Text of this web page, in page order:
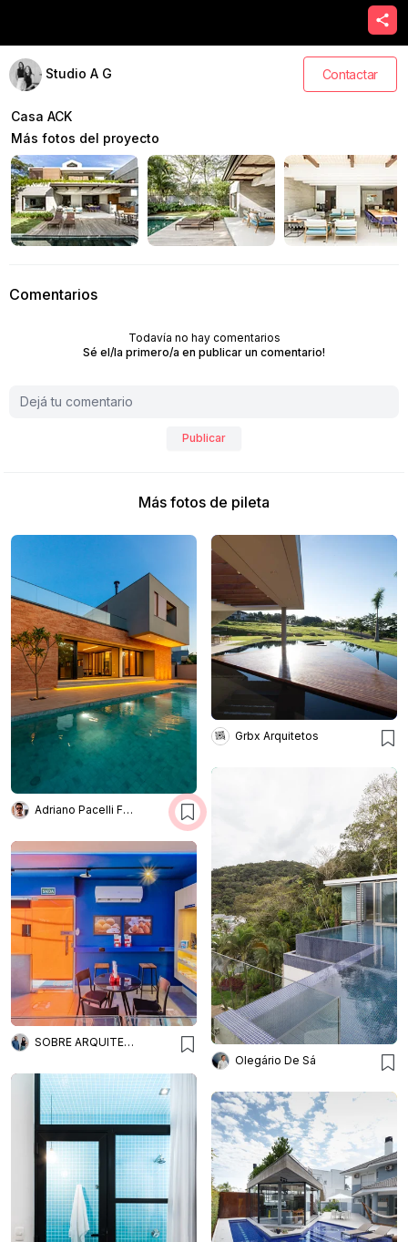
Studio A G Contactar
Casa ACK
Más fotos del proyecto
Comentarios
Todavía no hay comentarios
Sé el/la primero/a en publicar un comentario!
Publicar
Más fotos de pileta
Adriano Pacelli Fotografia de Arquitetura
Grbx Arquitetos
Olegário De Sá
SOBRE ARQUITETURA